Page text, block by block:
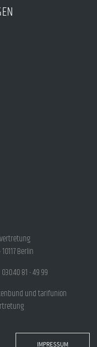
Berlin
81 - 49 99
und tarifunion
IMPRESSUM